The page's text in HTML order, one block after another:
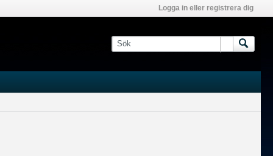
Logga in eller registrera dig